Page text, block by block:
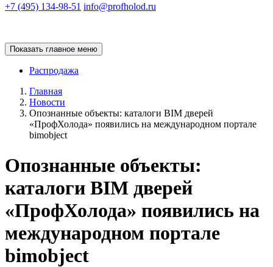
+7 (495) 134-98-51 info@profholod.ru
Показать главное меню
Распродажа
Главная
Новости
Опознанные объекты: каталоги BIM дверей
«ПрофХолода» появились на международном портале
bimobject
Опознанные объекты:
каталоги BIM дверей
«ПрофХолода» появились на
международном портале
bimobject